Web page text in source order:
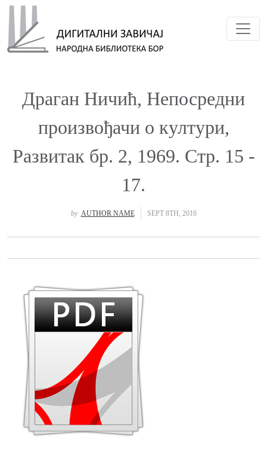
Драган Ничић, Непосредни
произвођачи о култури,
Развитак бр. 2, 1969. Стр. 15 -
17.
by AUTHOR NAME SEPT 8TH, 2016